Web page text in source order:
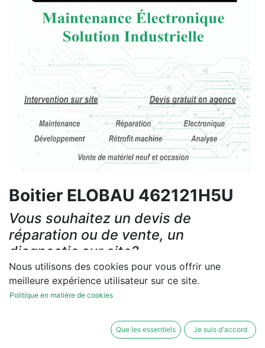
Boitier ELOBAU 462121H5U
Vous souhaitez un devis de
réparation ou de vente, un
diagnostic sur site?
Contactez-nous
Les réparations et les ventes sont garanties
Nous utilisons des cookies pour vous offrir une
meilleure expérience utilisateur sur ce site.
Politique en matière de cookies
Que les essentiels Je suis d'accord